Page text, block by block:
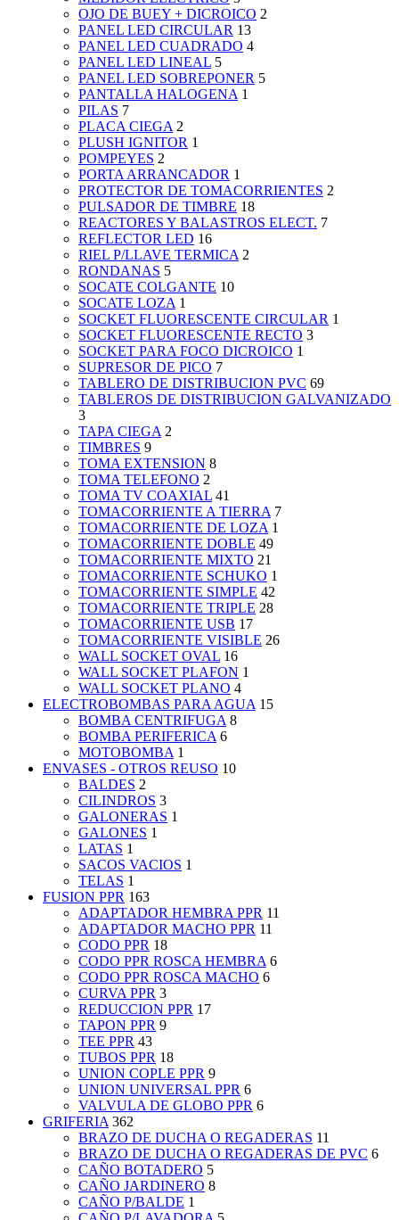
OJO DE BUEY + DICROICO 2
PANEL LED CIRCULAR 13
PANEL LED CUADRADO 4
PANEL LED LINEAL 5
PANEL LED SOBREPONER 5
PANTALLA HALOGENA 1
PILAS 7
PLACA CIEGA 2
PLUSH IGNITOR 1
POMPEYES 2
PORTA ARRANCADOR 1
PROTECTOR DE TOMACORRIENTES 2
PULSADOR DE TIMBRE 18
REACTORES Y BALASTROS ELECT. 7
REFLECTOR LED 16
RIEL P/LLAVE TERMICA 2
RONDANAS 5
SOCATE COLGANTE 10
SOCATE LOZA 1
SOCKET FLUORESCENTE CIRCULAR 1
SOCKET FLUORESCENTE RECTO 3
SOCKET PARA FOCO DICROICO 1
SUPRESOR DE PICO 7
TABLERO DE DISTRIBUCION PVC 69
TABLEROS DE DISTRIBUCION GALVANIZADO
3
TAPA CIEGA 2
TIMBRES 9
TOMA EXTENSION 8
TOMA TELEFONO 2
TOMA TV COAXIAL 41
TOMACORRIENTE A TIERRA 7
TOMACORRIENTE DE LOZA 1
TOMACORRIENTE DOBLE 49
TOMACORRIENTE MIXTO 21
TOMACORRIENTE SCHUKO 1
TOMACORRIENTE SIMPLE 42
TOMACORRIENTE TRIPLE 28
TOMACORRIENTE USB 17
TOMACORRIENTE VISIBLE 26
WALL SOCKET OVAL 16
WALL SOCKET PLAFON 1
WALL SOCKET PLANO 4
ELECTROBOMBAS PARA AGUA 15
BOMBA CENTRIFUGA 8
BOMBA PERIFERICA 6
MOTOBOMBA 1
ENVASES - OTROS REUSO 10
BALDES 2
CILINDROS 3
GALONERAS 1
GALONES 1
LATAS 1
SACOS VACIOS 1
TELAS 1
FUSION PPR 163
ADAPTADOR HEMBRA PPR 11
ADAPTADOR MACHO PPR 11
CODO PPR 18
CODO PPR ROSCA HEMBRA 6
CODO PPR ROSCA MACHO 6
CURVA PPR 3
REDUCCION PPR 17
TAPON PPR 9
TEE PPR 43
TUBOS PPR 18
UNION COPLE PPR 9
UNION UNIVERSAL PPR 6
VALVULA DE GLOBO PPR 6
GRIFERIA 362
BRAZO DE DUCHA O REGADERAS 11
BRAZO DE DUCHA O REGADERAS DE PVC 6
CAÑO BOTADERO 5
CAÑO JARDINERO 8
CAÑO P/BALDE 1